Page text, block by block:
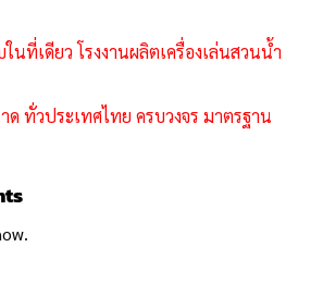
นที่เดียว โรงงานผลิตเครื่องเล่นสวนน้ำ
ทั่วประเทศไทย ครบวงจร มาตรฐาน